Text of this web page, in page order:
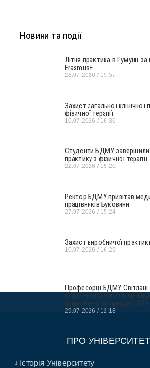
Новини та події
Літня практика в Румунії
Erasmus+
28.07.2026 15:57
Захист загальної клінічної
фізичної терапії
10.07.2026 16:36
Студенти БДМУ завершили
практику з фізичної терапії
22.07.2026 15:20
Ректор БДМУ привітав
працівників Буковини
27.07.2026 15:24
Захист виробничої
10.07.2026 16:29
Професорці БДМУ Світлані
видатні заслуги у сфері
призначено стипендію КМУ
29.07.2026 12:18
ПРО УНІВЕРСИТЕТ
Історія Університету